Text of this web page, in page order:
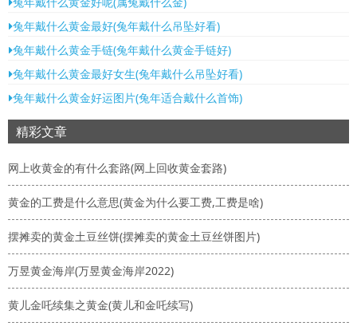
兔年戴什么黄金最好(兔年戴什么吊坠好看)
兔年戴什么黄金手链(兔年戴什么黄金手链好)
兔年戴什么黄金最好女生(兔年戴什么吊坠好看)
兔年戴什么黄金好运图片(兔年适合戴什么首饰)
精彩文章
网上收黄金的有什么套路(网上回收黄金套路)
黄金的工费是什么意思(黄金为什么要工费,工费是啥)
摆摊卖的黄金土豆丝饼(摆摊卖的黄金土豆丝饼图片)
万昱黄金海岸(万昱黄金海岸2022)
黄儿金吒续集之黄金(黄儿和金吒续写)